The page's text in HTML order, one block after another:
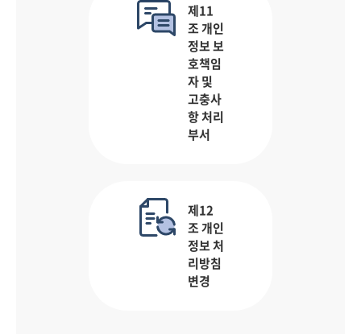
제11
조 개인
정보 보
호책임
자 및
고충사
항 처리
부서
제12
조 개인
정보 처
리방침
변경